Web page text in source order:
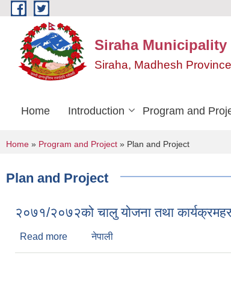
Skip to main content
Siraha Municipality
Siraha, Madhesh
Home Introduction Program and
You are here
Home » Program and Project » Plan and Project
Plan and Project
२०७१/२०७२को चालु योजना तथा
Read more about २०७१/२०७२को चालु योजना तथा
नेपाली